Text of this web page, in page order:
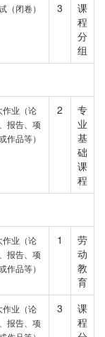
（闭卷） 3
课
程
分
组
作业（论
报告、项
作品等）
2
专
业
基
础
课
程
作业（论
报告、项
作品等）
1
劳
动
教
育
作业（论
报告、项
3
课
程